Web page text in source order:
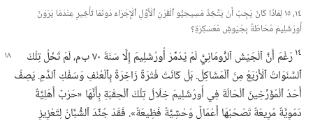
١٤،‏ ١٥ لِمَاذَا كَانَ يَجِبُ أَنْ يَتَّخِذَ مَسِيحِيُّو ٱلْقَرْنِ ٱلْأَوَّلِ ٱلْإِجْرَاءَ دُونَمَا تَأْخِيرٍ عِنْدَمَا يَرَوْنَ
أُورُشَلِيمَ مُحَاطَةً بِجُيُوشٍ مُعَسْكِرَةٍ؟‏
١٤
رَغْمَ أَنَّ ٱلْجَيْشَ ٱلرُّومَانِيَّ لَمْ يُدَمِّرْ أُورُشَلِيمَ إِلَّا سَنَةَ ٧٠ ب‌م،‏ لَمْ تَخْلُ تِلْكَ
ٱلسَّنَوَاتُ ٱلْأَرْبَعُ مِنَ ٱلْمَشَاكِلَ.‏ بَلْ كَانَتْ فَتْرَةً زَاخِرَةً بِٱلْعُنْفِ وَسَفْكِ ٱلدَّمِ.‏ يَصِفُ
أَحَدُ ٱلْمُؤَرِّخِينَ ٱلْحَالَةَ فِي أُورُشَلِيمَ خِلَالَ تِلْكَ ٱلْحِقْبَةِ بِأَنَّهَا «حَرْبٌ أَهْلِيَّةٌ
دَمَوِيَّةٌ مُرِيعَةٌ تَصْحَبُهَا أَعْمَالٌ وَحْشِيَّةٌ فَظِيعَةٌ».‏ فَقَدْ جُنِّدَ ٱلشُّبَّانُ لِتَعْزِيزِ